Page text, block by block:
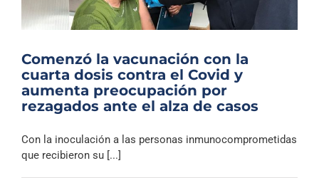
Noticias
Columnas
Música Clásica
Archivo Sonoro
Comenzó la vacunación con la
cuarta dosis contra el Covid y
aumenta preocupación por
rezagados ante el alza de casos
Con la inoculación a las personas inmunocomprometidas
que recibieron su [...]